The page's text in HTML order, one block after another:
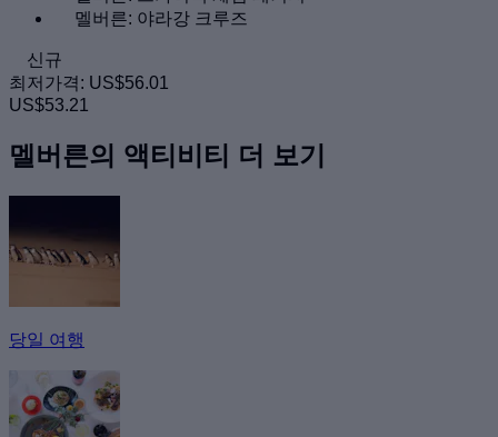
멜버른: 야라강 크루즈
신규
최저가격: US$56.01
US$53.21
멜버른의 액티비티 더 보기
당일 여행